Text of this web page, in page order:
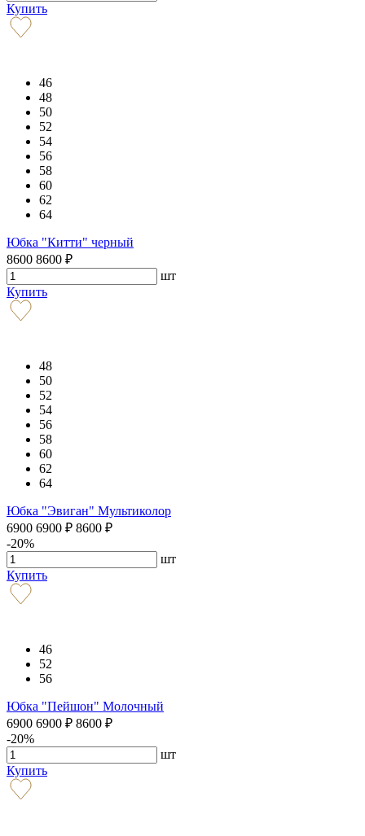
Купить
46
48
50
52
54
56
58
60
62
64
Юбка "Китти" черный
8600 8600 ₽
шт
Купить
48
50
52
54
56
58
60
62
64
Юбка "Эвиган" Мультиколор
6900 6900 ₽ 8600 ₽
-20%
шт
Купить
46
52
56
Юбка "Пейшон" Молочный
6900 6900 ₽ 8600 ₽
-20%
шт
Купить